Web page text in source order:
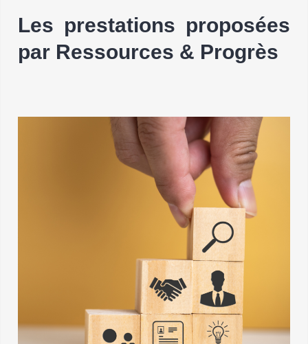
Les prestations proposées
par Ressources & Progrès